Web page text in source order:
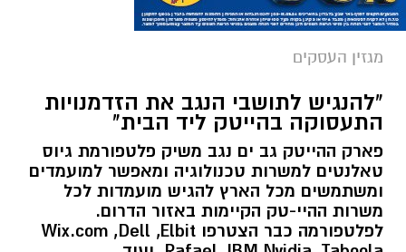
מגזין העסקים
"להנגיש לתושבי הנגב את הזדמנויות
התעסוקה בהייטק ליד הבית"
פארק ההייטק גב ים נגב משיק פלטפורמת גיוס
טאלנטים למשרות טכנולוגיה ומאפשר למועמדים
ומשתמשים מכל הארץ להגיש מועמדות לכל
משרות ההיי-טק הקיימות באזור הדרום.
לפלטפורמה כבר הצטרפו Wix.com ,Dell ,Elbit